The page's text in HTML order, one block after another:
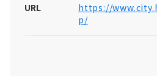
URL
https://
p/